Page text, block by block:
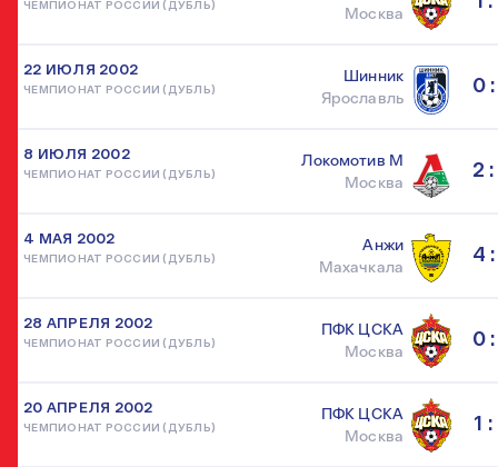
ЧЕМПИОНАТ РОССИИ (ДУБЛЬ)
Москва
22 ИЮЛЯ 2002
ЧЕМПИОНАТ РОССИИ (ДУБЛЬ)
Шинник
Ярославль
0
8 ИЮЛЯ 2002
ЧЕМПИОНАТ РОССИИ (ДУБЛЬ)
Локомотив М
Москва
2
4 МАЯ 2002
ЧЕМПИОНАТ РОССИИ (ДУБЛЬ)
Анжи
Махачкала
4
28 АПРЕЛЯ 2002
ЧЕМПИОНАТ РОССИИ (ДУБЛЬ)
ПФК ЦСКА
Москва
0
20 АПРЕЛЯ 2002
ЧЕМПИОНАТ РОССИИ (ДУБЛЬ)
ПФК ЦСКА
Москва
1